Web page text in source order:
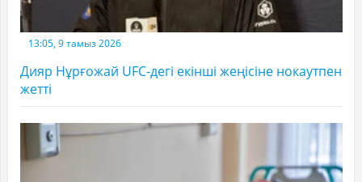
13:05, 9 тамыз 2026
Дияр Нұрғожай UFC-дегі екінші жеңісіне нокаутпен
жетті